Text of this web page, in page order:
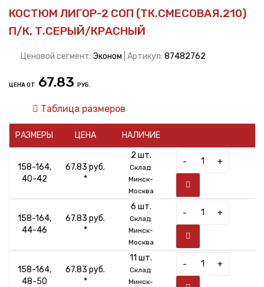
КОСТЮМ ЛИГОР-2 СОП (ТК.СМЕСОВАЯ,210)
П/К, Т.СЕРЫЙ/КРАСНЫЙ
Ценовой сегмент: Эконом | Артикул: 87482762
ЦЕНА ОТ 67.83 РУБ.
Таблица размеров
РАЗМЕРЫ ЦЕНА НАЛИЧИЕ
158-164,
40-42
67.83 руб.
*
2 шт.
Склад:
Минск-
Москва
- +
158-164,
44-46
67.83 руб.
*
6 шт.
Склад:
Минск-
Москва
- +
158-164,
48-50
67.83 руб.
*
11 шт.
Склад:
Минск-
- +